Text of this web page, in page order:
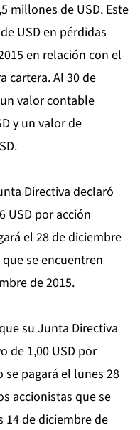
millones de USD. Este
USD en pérdidas
en relación con el
cartera. Al 30 de
valor contable
y un valor de
Directiva declaró
USD por acción
el 28 de diciembre
se encuentren
de 2015.
su Junta Directiva
de 1,00 USD por
pagará el lunes 28
accionistas que se
de diciembre de